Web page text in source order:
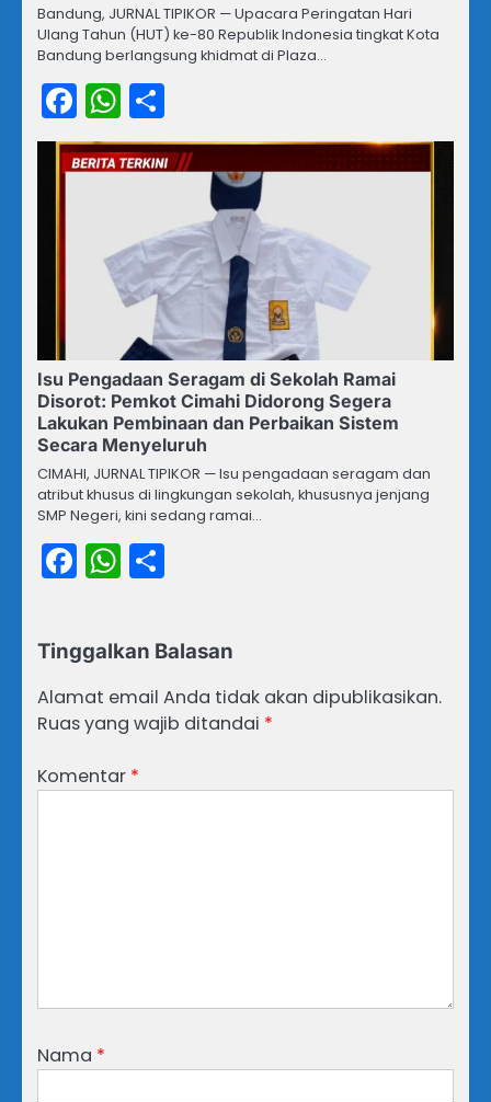
Bandung, JURNAL TIPIKOR — Upacara Peringatan Hari
Ulang Tahun (HUT) ke-80 Republik Indonesia tingkat Kota
Bandung berlangsung khidmat di Plaza…
Facebook
WhatsApp
Isu Pengadaan Seragam di Sekolah Ramai
Disorot: Pemkot Cimahi Didorong Segera
Lakukan Pembinaan dan Perbaikan Sistem
Secara Menyeluruh
CIMAHI, JURNAL TIPIKOR — Isu pengadaan seragam dan
atribut khusus di lingkungan sekolah, khususnya jenjang
SMP Negeri, kini sedang ramai…
Facebook
WhatsApp
Tinggalkan Balasan
Alamat email Anda tidak akan dipublikasikan.
Ruas yang wajib ditandai *
Komentar *
Nama *